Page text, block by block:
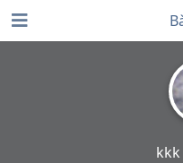
kkk